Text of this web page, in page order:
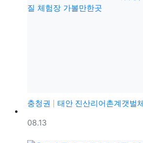
충청권
태안 진산리어촌계갯벌체험장,
등록일
08.13